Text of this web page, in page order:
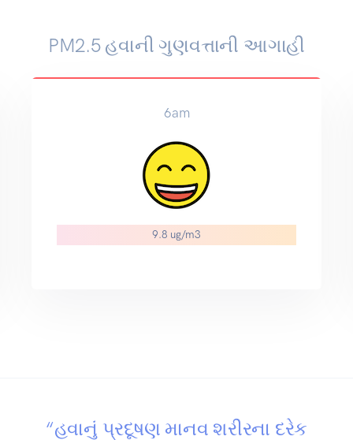
PM2.5 હવાની ગુણવત્તાની આગાહી
6am
9.8 ug/m3
“હવાનું પ્રદૂષણ માનવ શરીરના દરેક